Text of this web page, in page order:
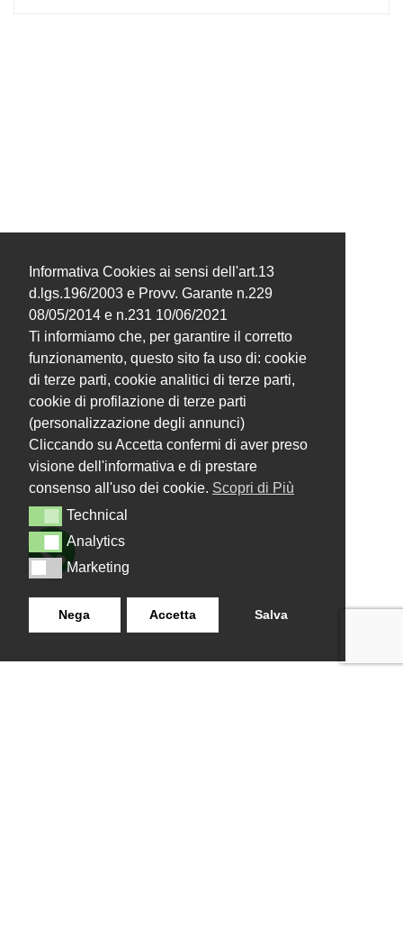
Informativa Cookies ai sensi dell'art.13
d.lgs.196/2003 e Provv. Garante n.229
08/05/2014 e n.231 10/06/2021
Ti informiamo che, per garantire il corretto
funzionamento, questo sito fa uso di: cookie
di terze parti, cookie analitici di terze parti,
cookie di profilazione di terze parti
(personalizzazione degli annunci)
Cliccando su Accetta confermi di aver preso
visione dell'informativa e di prestare
consenso all'uso dei cookie. Scopri di Più
TechnicalTechnical
AnalyticsAnalytics
MarketingMarketing
Nega Accetta Salva